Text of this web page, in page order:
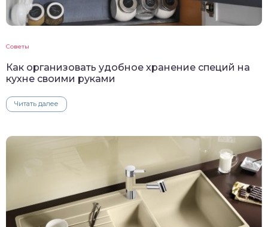
Советы
Как организовать удобное хранение специй на
кухне своими руками
Читать далее